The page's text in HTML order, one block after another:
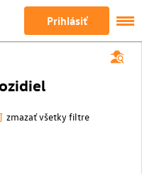
Prihlásiť
zmazať všetky filtre